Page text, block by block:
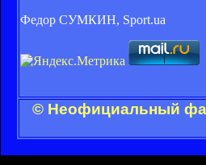
Федор СУМКИН, Sport.ua
© Неофициальный